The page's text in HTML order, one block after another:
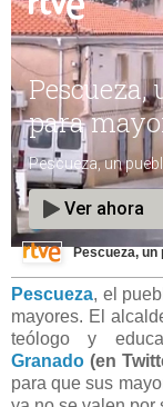
Pescueza, un
Pescueza, el
mayores. El
teólogo y
Granado (en
para que sus